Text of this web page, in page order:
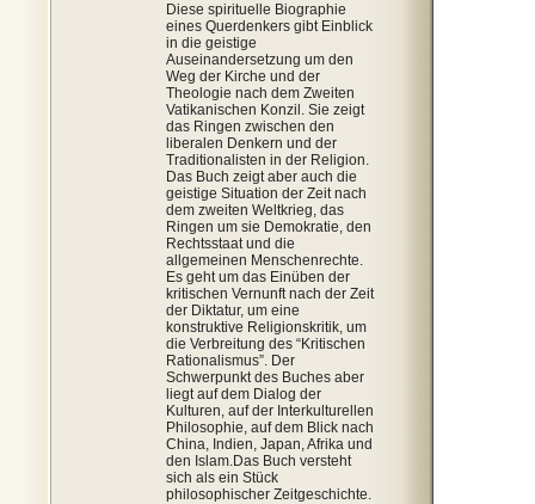
Diese spirituelle Biographie
eines Querdenkers gibt Einblick
in die geistige
Auseinandersetzung um den
Weg der Kirche und der
Theologie nach dem Zweiten
Vatikanischen Konzil. Sie zeigt
das Ringen zwischen den
liberalen Denkern und der
Traditionalisten in der Religion.
Das Buch zeigt aber auch die
geistige Situation der Zeit nach
dem zweiten Weltkrieg, das
Ringen um sie Demokratie, den
Rechtsstaat und die
allgemeinen Menschenrechte.
Es geht um das Einüben der
kritischen Vernunft nach der Zeit
der Diktatur, um eine
konstruktive Religionskritik, um
die Verbreitung des “Kritischen
Rationalismus”. Der
Schwerpunkt des Buches aber
liegt auf dem Dialog der
Kulturen, auf der Interkulturellen
Philosophie, auf dem Blick nach
China, Indien, Japan, Afrika und
den Islam.Das Buch versteht
sich als ein Stück
philosophischer Zeitgeschichte.